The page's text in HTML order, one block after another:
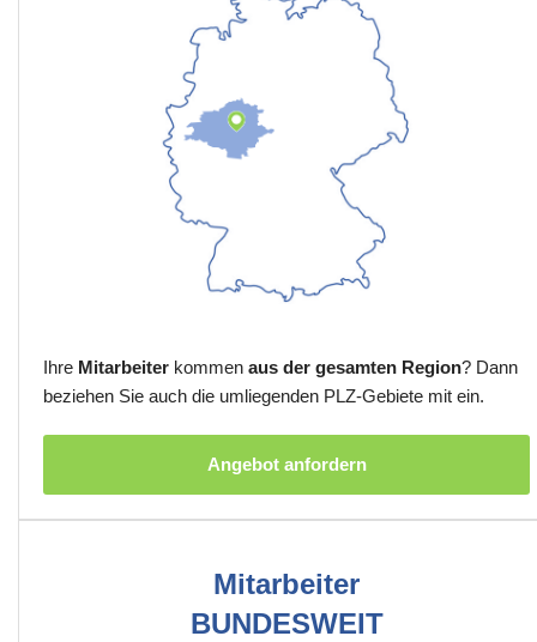
Ihre Mitarbeiter kommen aus der gesamten Region? Dann
beziehen Sie auch die umliegenden PLZ-Gebiete mit ein.
Angebot anfordern
Mitarbeiter
BUNDESWEIT